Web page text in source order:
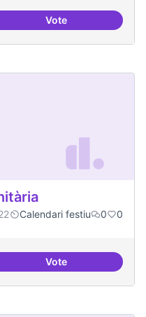
VoteCongregació
Calendari festiu 0 0
VotePodcast Radio